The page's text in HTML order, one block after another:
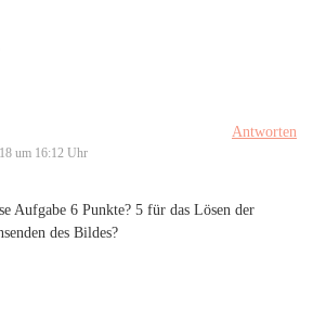
um 16:12 Uhr
Antworten
Aufgabe 6 Punkte? 5 für das Lösen der
des Bildes?